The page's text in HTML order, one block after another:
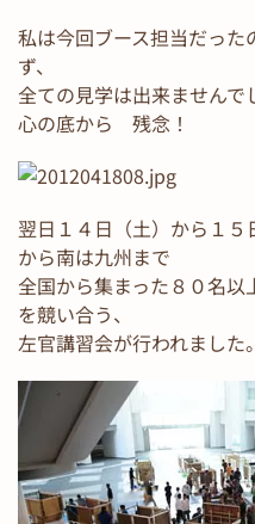
私は今回ブース担当だっ
ず、
全ての見学は出来ませんで
心の底から 残念！
翌日１４日（土）から１
から南は九州まで
全国から集まった８０名
を競い合う、
左官講習会が行われました。